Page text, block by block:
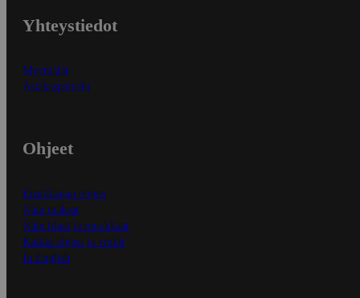
Yhteystiedot
Myymälät
Asiakaspalvelu
Ohjeet
Ensitilaajan ohjeet
Näin maksat
Näin tilaat ja muokkaat
Kaikki ohjeet ja vinkit
In English